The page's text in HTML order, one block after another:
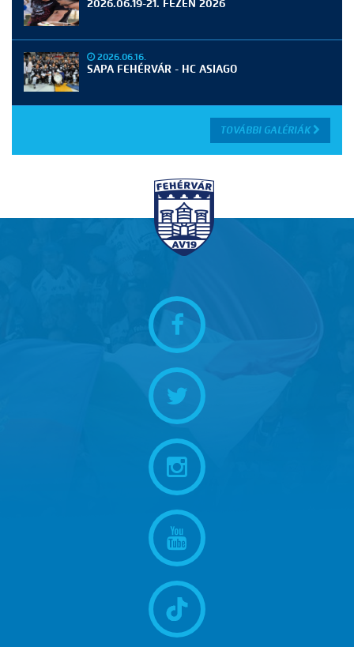
2026.06.19-21. FEZEN 2026
2026.06.16.
SAPA FEHÉRVÁR - HC ASIAGO
TOVÁBBI GALÉRIÁK